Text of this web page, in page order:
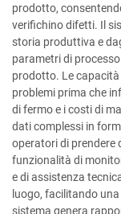
prodotto,
verifichino difetti. Il
storia produttiva e
parametri di
prodotto. Le
problemi prima che
di fermo e i costi di
dati complessi in
operatori di prendere
funzionalità di
e di assistenza
luogo, facilitando
sistema genera